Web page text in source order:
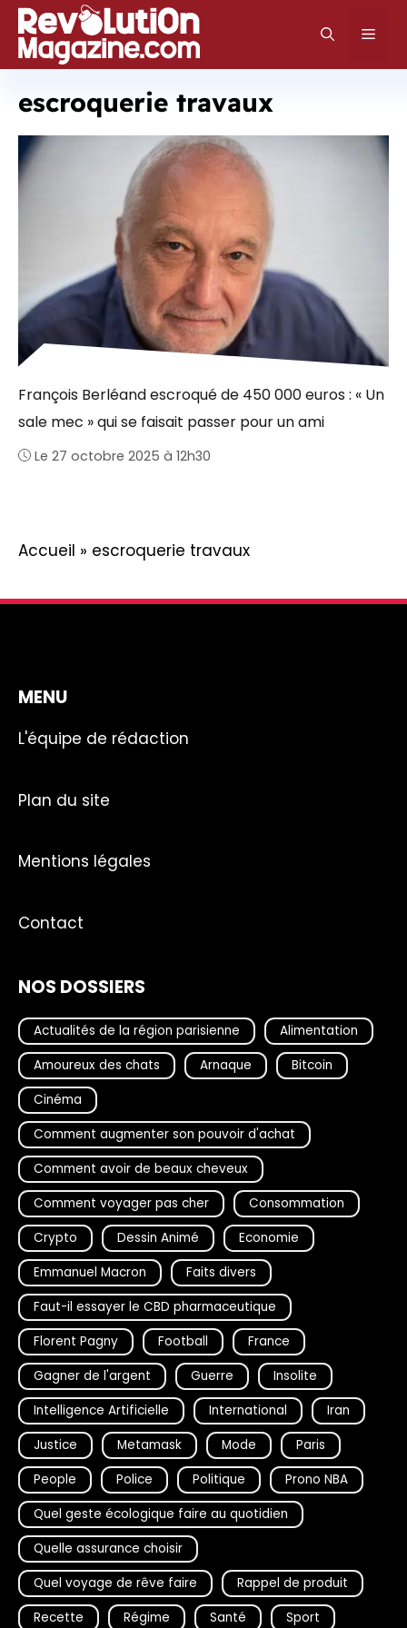
Aller
au
contenu
escroquerie travaux
François Berléand escroqué de 450 000 euros : « Un
sale mec » qui se faisait passer pour un ami
Le 27 octobre 2025 à 12h30
Accueil » escroquerie travaux
MENU
L'équipe de rédaction
Plan du site
Mentions légales
Contact
NOS DOSSIERS
Actualités de la région parisienne
Alimentation
Amoureux des chats
Arnaque
Bitcoin
Cinéma
Comment augmenter son pouvoir d'achat
Comment avoir de beaux cheveux
Comment voyager pas cher
Consommation
Crypto
Dessin Animé
Economie
Emmanuel Macron
Faits divers
Faut-il essayer le CBD pharmaceutique
Florent Pagny
Football
France
Gagner de l'argent
Guerre
Insolite
Intelligence Artificielle
International
Iran
Justice
Metamask Mode
Paris
People
Police Politique
Prono NBA
Quel geste écologique faire au quotidien
Quelle assurance choisir
Quel voyage de rêve faire
Rappel de produit
Recette
Régime Santé Sport